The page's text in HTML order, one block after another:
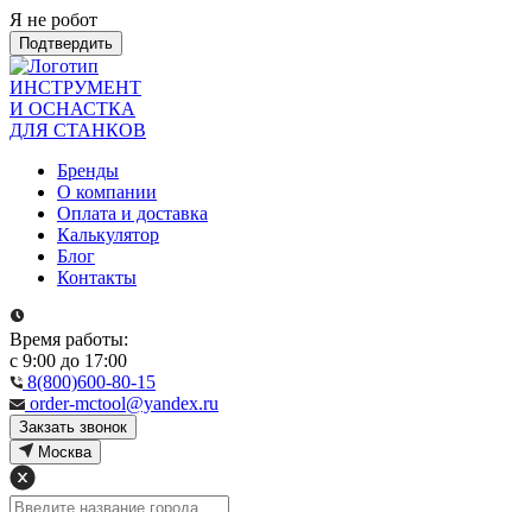
Я не робот
Подтвердить
ИНСТРУМЕНТ
И ОСНАСТКА
ДЛЯ СТАНКОВ
Бренды
О компании
Оплата и доставка
Калькулятор
Блог
Контакты
Время работы:
с 9:00 до 17:00
8(800)600-80-15
order-mctool@yandex.ru
Закзать звонок
Москва